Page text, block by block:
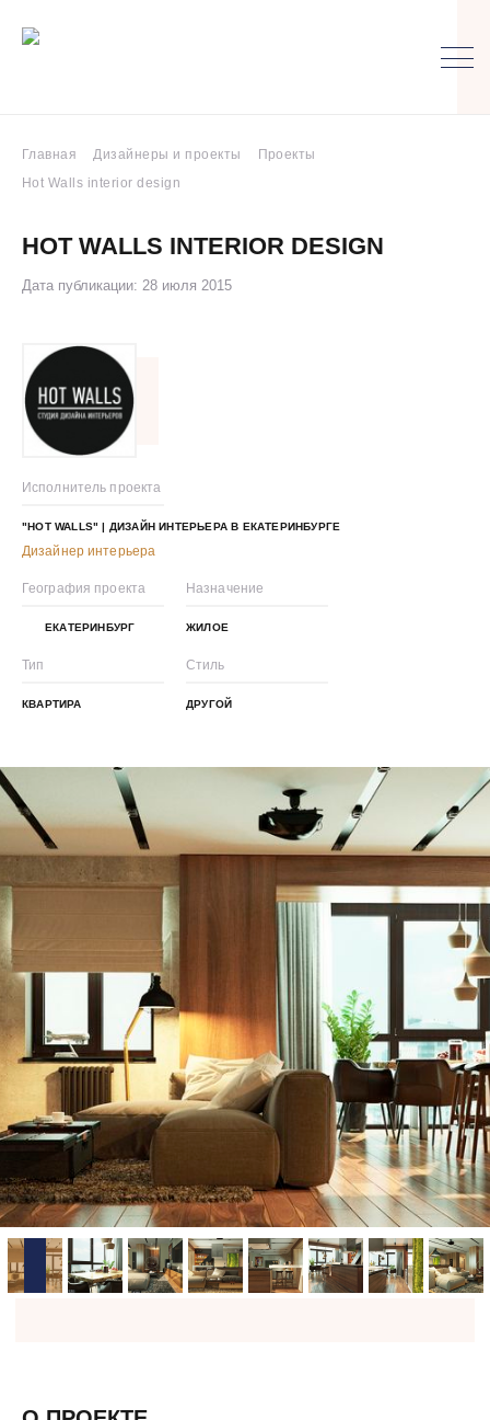
Главная Дизайнеры и проекты
Проекты
Hot Walls interior design
HOT WALLS INTERIOR DESIGN
Дата публикации: 28 июля 2015
Исполнитель проекта
"HOT WALLS" | ДИЗАЙН ИНТЕРЬЕРА В ЕКАТЕРИНБУРГЕ
Дизайнер интерьера
География проекта
ЕКАТЕРИНБУРГ
Назначение
ЖИЛОЕ
Тип
КВАРТИРА
Стиль
ДРУГОЙ